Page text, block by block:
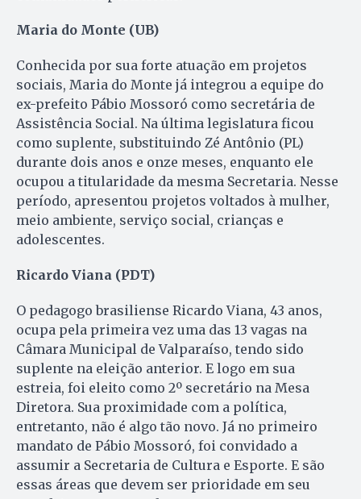
Maria do Monte (UB)
Conhecida por sua forte atuação em projetos
sociais, Maria do Monte já integrou a equipe do
ex-prefeito Pábio Mossoró como secretária de
Assistência Social. Na última legislatura ficou
como suplente, substituindo Zé Antônio (PL)
durante dois anos e onze meses, enquanto ele
ocupou a titularidade da mesma Secretaria. Nesse
período, apresentou projetos voltados à mulher,
meio ambiente, serviço social, crianças e
adolescentes.
Ricardo Viana (PDT)
O pedagogo brasiliense Ricardo Viana, 43 anos,
ocupa pela primeira vez uma das 13 vagas na
Câmara Municipal de Valparaíso, tendo sido
suplente na eleição anterior. E logo em sua
estreia, foi eleito como 2º secretário na Mesa
Diretora. Sua proximidade com a política,
entretanto, não é algo tão novo. Já no primeiro
mandato de Pábio Mossoró, foi convidado a
assumir a Secretaria de Cultura e Esporte. E são
essas áreas que devem ser prioridade em seu